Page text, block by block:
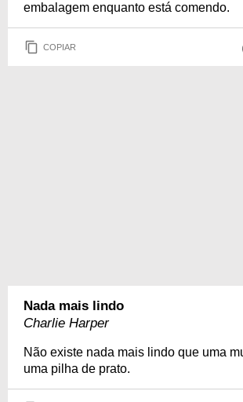
embalagem enquanto está comendo.
COPIAR
Nada mais lindo
Charlie Harper
Não existe nada mais lindo que uma
uma pilha de prato.